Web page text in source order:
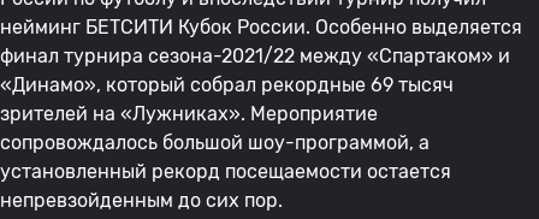
нейминг БЕТСИТИ Кубок России. Особенно выделяется
финал турнира сезона-2021/22 между «Спартаком» и
«Динамо», который собрал рекордные 69 тысяч
зрителей на «Лужниках». Мероприятие
сопровождалось большой шоу-программой, а
установленный рекорд посещаемости остается
непревзойденным до сих пор.